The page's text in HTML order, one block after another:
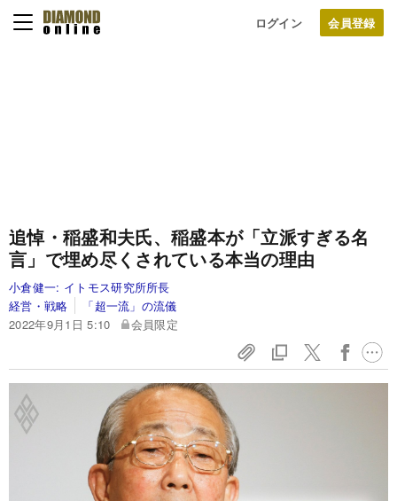
ログイン
追悼・稲盛和夫氏、稲盛本が「立派すぎる名
言」で埋め尽くされている本当の理由
小倉健一: イトモス研究所所長
経営・戦略
「超一流」の流儀
2022年9月1日 5:10
会員限定